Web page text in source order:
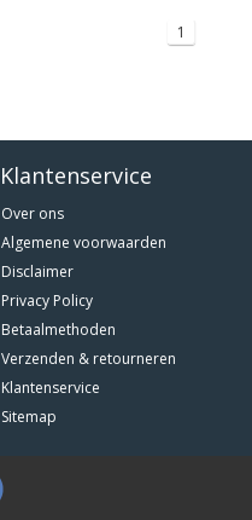
1
Klantenservice
Over ons
Algemene voorwaarden
Disclaimer
Privacy Policy
Betaalmethoden
Verzenden & retourneren
Klantenservice
Sitemap